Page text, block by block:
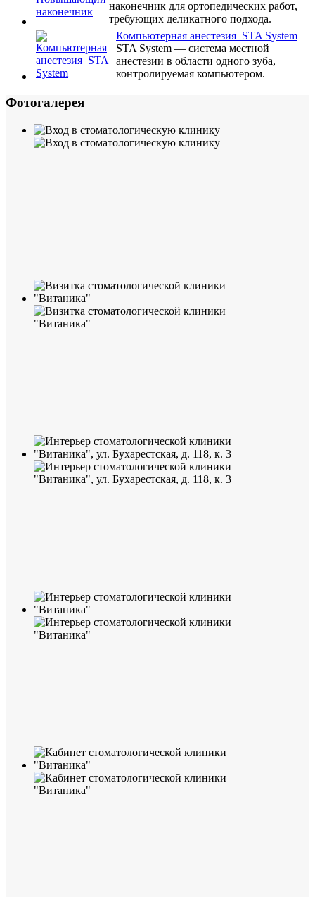
наконечник для ортопедических работ,
требующих деликатного подхода.
Компьютерная анестезия STA System
STA System — система местной
анестезии в области одного зуба,
контролируемая компьютером.
Фотогалерея